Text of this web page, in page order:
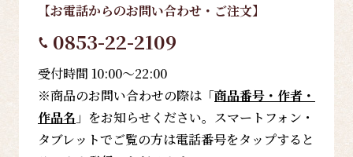
【お電話からのお問い合わせ・ご注文】
0853-22-2109
受付時間 10:00～22:00
※商品のお問い合わせの際は「商品番号・作者・
作品名 」をお知らせください。スマートフォン・
タブレットでご覧の方は電話番号をタップすると